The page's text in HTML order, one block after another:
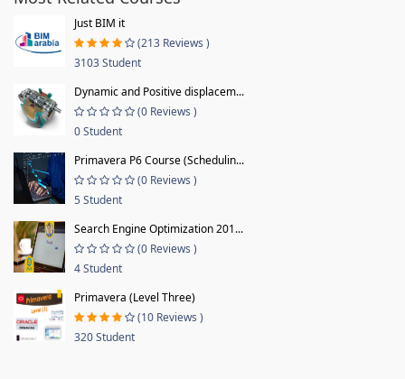
Just BIM it
(213 Reviews )
3103 Student
Dynamic and Positive displacem...
(0 Reviews )
0 Student
Primavera P6 Course (Schedulin...
(0 Reviews )
5 Student
Search Engine Optimization 201...
(0 Reviews )
4 Student
Primavera (Level Three)
(10 Reviews )
320 Student